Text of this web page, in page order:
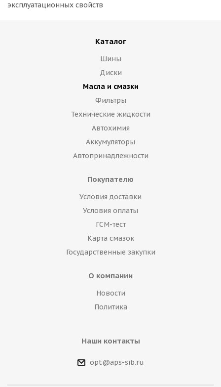
эксплуатационных свойств
Каталог
Шины
Диски
Масла и смазки
Фильтры
Технические жидкости
Автохимия
Аккумуляторы
Автопринадлежности
Покупателю
Условия доставки
Условия оплаты
ГСМ-тест
Карта смазок
Государственные закупки
О компании
Новости
Политика
Наши контакты
opt@aps-sib.ru